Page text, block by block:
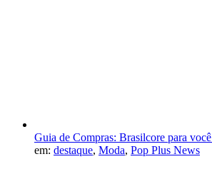
Guia de Compras: Brasilcore para
em: destaque, Moda, Pop Plus News